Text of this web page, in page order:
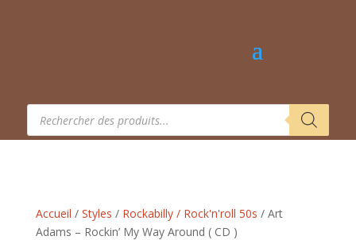
Recherche
produits
Accueil / Styles / Rockabilly / Rock'n'roll 50s / Art
Adams – Rockin’ My Way Around ( CD )